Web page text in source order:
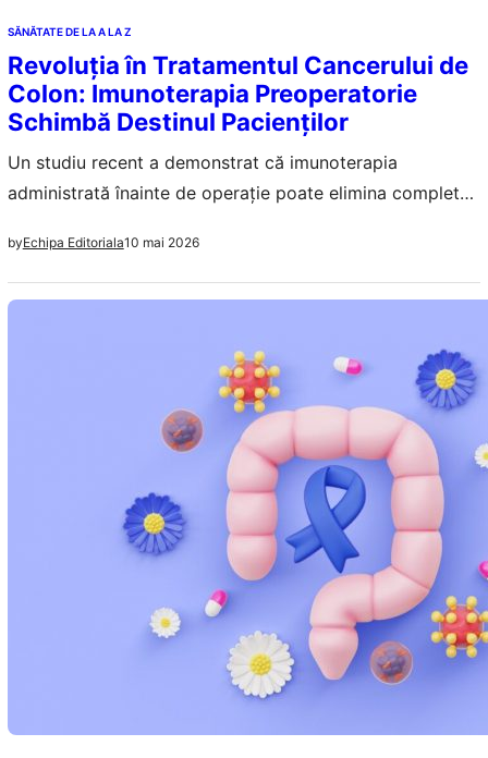
SĂNĂTATE DE LA A LA Z
Revoluția în Tratamentul Cancerului de
Colon: Imunoterapia Preoperatorie
Schimbă Destinul Pacienților
Un studiu recent a demonstrat că imunoterapia
administrată înainte de operație poate elimina complet
ani.
byEchipa Editoriala10 mai 2026